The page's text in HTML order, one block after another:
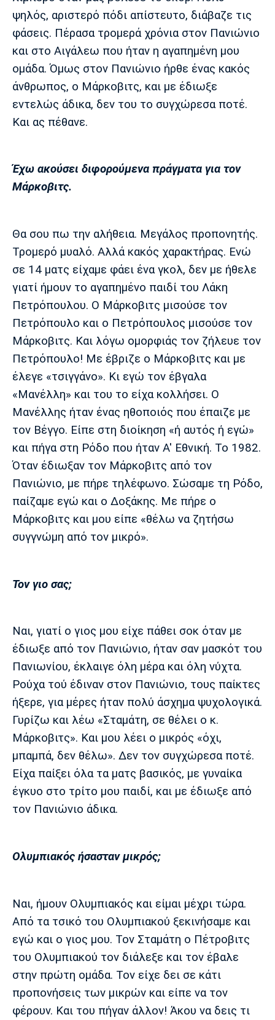
ψηλός, αριστερό πόδι απίστευτο, διάβαζε τις
φάσεις. Πέρασα τρομερά χρόνια στον Πανιώνιο
και στο Αιγάλεω που ήταν η αγαπημένη μου
ομάδα. Όμως στον Πανιώνιο ήρθε ένας κακός
άνθρωπος, ο Μάρκοβιτς, και με έδιωξε
εντελώς άδικα, δεν του το συγχώρεσα ποτέ.
Και ας πέθανε.
Έχω ακούσει διφορούμενα πράγματα για τον
Μάρκοβιτς.
Θα σου πω την αλήθεια. Μεγάλος προπονητής.
Τρομερό μυαλό. Αλλά κακός χαρακτήρας. Ενώ
σε 14 ματς είχαμε φάει ένα γκολ, δεν με ήθελε
γιατί ήμουν το αγαπημένο παιδί του Λάκη
Πετρόπουλου. Ο Μάρκοβιτς μισούσε τον
Πετρόπουλο και ο Πετρόπουλος μισούσε τον
Μάρκοβιτς. Και λόγω ομορφιάς τον ζήλευε τον
Πετρόπουλο! Με έβριζε ο Μάρκοβιτς και με
έλεγε «τσιγγάνο». Κι εγώ τον έβγαλα
«Μανέλλη» και του το είχα κολλήσει. Ο
Μανέλλης ήταν ένας ηθοποιός που έπαιζε με
τον Βέγγο. Είπε στη διοίκηση «ή αυτός ή εγώ»
και πήγα στη Ρόδο που ήταν Α' Εθνική. Το 1982.
Όταν έδιωξαν τον Μάρκοβιτς από τον
Πανιώνιο, με πήρε τηλέφωνο. Σώσαμε τη Ρόδο,
παίζαμε εγώ και ο Δοξάκης. Με πήρε ο
Μάρκοβιτς και μου είπε «θέλω να ζητήσω
συγγνώμη από τον μικρό».
Τον γιο σας;
Ναι, γιατί ο γιος μου είχε πάθει σοκ όταν με
έδιωξε από τον Πανιώνιο, ήταν σαν μασκότ του
Πανιωνίου, έκλαιγε όλη μέρα και όλη νύχτα.
Ρούχα τού έδιναν στον Πανιώνιο, τους παίκτες
ήξερε, για μέρες ήταν πολύ άσχημα ψυχολογικά.
Γυρίζω και λέω «Σταμάτη, σε θέλει ο κ.
Μάρκοβιτς». Και μου λέει ο μικρός «όχι,
μπαμπά, δεν θέλω». Δεν τον συγχώρεσα ποτέ.
Είχα παίξει όλα τα ματς βασικός, με γυναίκα
έγκυο στο τρίτο μου παιδί, και με έδιωξε από
τον Πανιώνιο άδικα.
Ολυμπιακός ήσασταν μικρός;
Ναι, ήμουν Ολυμπιακός και είμαι μέχρι τώρα.
Από τα τσικό του Ολυμπιακού ξεκινήσαμε και
εγώ και ο γιος μου. Τον Σταμάτη ο Πέτροβιτς
του Ολυμπιακού τον διάλεξε και τον έβαλε
στην πρώτη ομάδα. Τον είχε δει σε κάτι
προπονήσεις των μικρών και είπε να τον
φέρουν. Και του πήγαν άλλον! Άκου να δεις τι